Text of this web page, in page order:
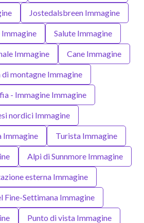
Jostedalsbreen Immagine
Salute Immagine
Immagine Cane Immagine
di montagne Immagine
- Immagine Immagine
nordici Immagine
Immagine Turista Immagine
Alpi di Sunnmore Immagine
esterna Immagine
Fine-Settimana Immagine
Punto di vista Immagine